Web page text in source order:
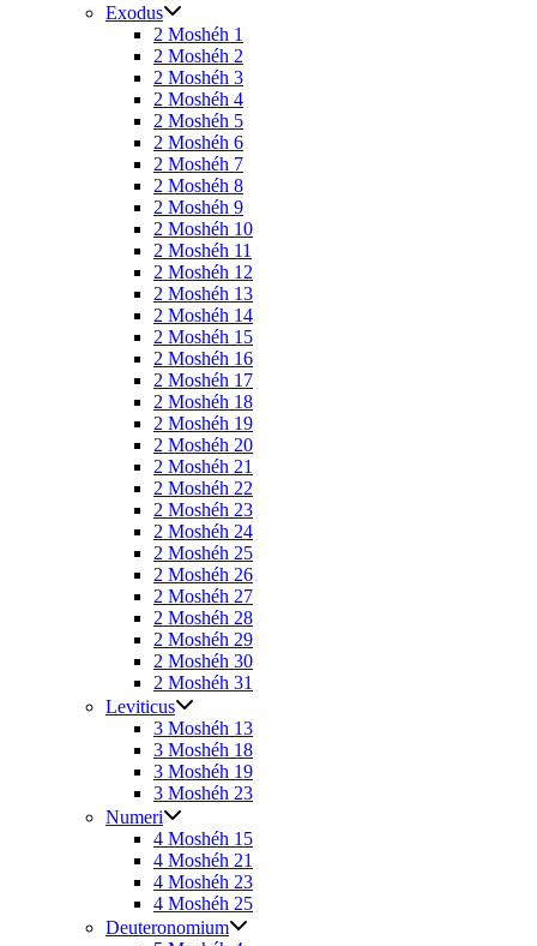
Exodus
2 Moshéh 1
2 Moshéh 2
2 Moshéh 3
2 Moshéh 4
2 Moshéh 5
2 Moshéh 6
2 Moshéh 7
2 Moshéh 8
2 Moshéh 9
2 Moshéh 10
2 Moshéh 11
2 Moshéh 12
2 Moshéh 13
2 Moshéh 14
2 Moshéh 15
2 Moshéh 16
2 Moshéh 17
2 Moshéh 18
2 Moshéh 19
2 Moshéh 20
2 Moshéh 21
2 Moshéh 22
2 Moshéh 23
2 Moshéh 24
2 Moshéh 25
2 Moshéh 26
2 Moshéh 27
2 Moshéh 28
2 Moshéh 29
2 Moshéh 30
2 Moshéh 31
Leviticus
3 Moshéh 13
3 Moshéh 18
3 Moshéh 19
3 Moshéh 23
Numeri
4 Moshéh 15
4 Moshéh 21
4 Moshéh 23
4 Moshéh 25
Deuteronomium